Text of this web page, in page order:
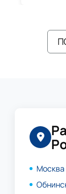
Москва